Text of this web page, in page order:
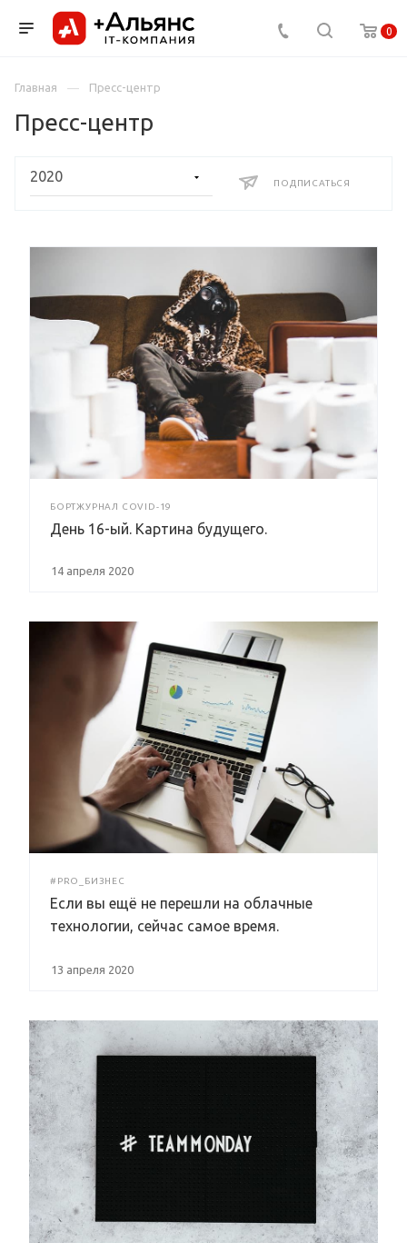
0
Главная Пресс-центр
Пресс-центр
ПОДПИСАТЬСЯ
БОРТЖУРНАЛ COVID-19
День 16-ый. Картина будущего.
14 апреля 2020
#PRO_БИЗНЕС
Если вы ещё не перешли на облачные
технологии, сейчас самое время.
13 апреля 2020